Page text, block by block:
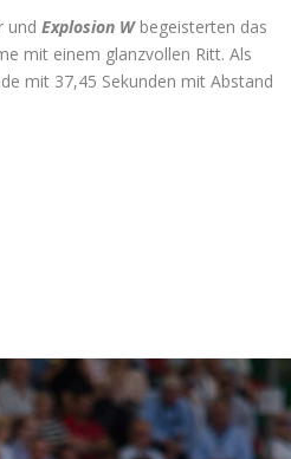
undExplosion W begeisterten das
mit einem glanzvollen Ritt. Als
mit 37,45 Sekunden mit Abstand